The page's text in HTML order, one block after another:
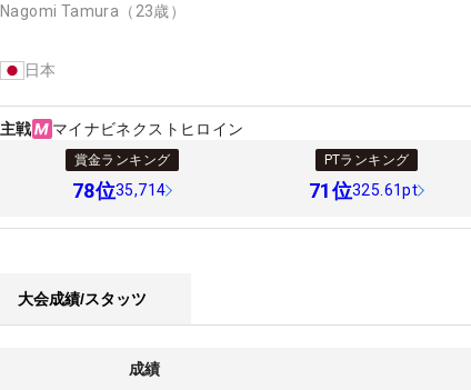
Nagomi Tamura （23歳）
日本
主戦 マイナビネクストヒロイン
賞金ランキング
78位35,714
PTランキング
71位325.61pt
大会成績/スタッツ
成績